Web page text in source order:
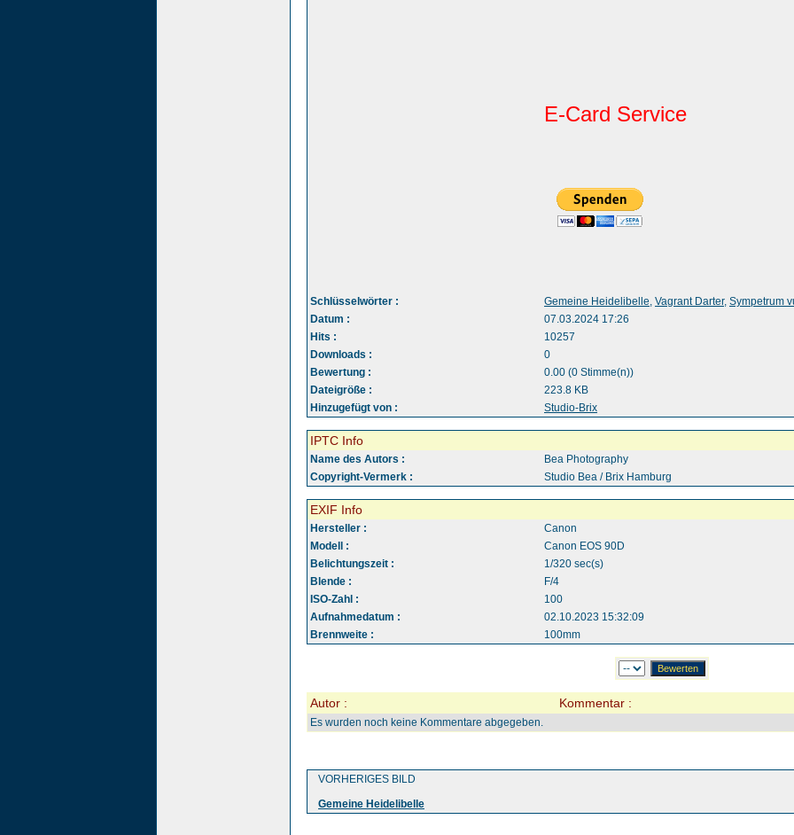
E-Card Service
Schlüsselwörter : Gemeine Heidelibelle, Vagrant Darter, Sympetrum
Datum :
07.03.2024 17:26
Hits :
10257
Downloads :
0
Bewertung :
0.00 (0 Stimme(n))
Dateigröße :
223.8 KB
Hinzugefügt von :
Studio-Brix
IPTC Info
Name des Autors :
Bea Photography
Copyright-Vermerk :
Studio Bea / Brix Hamburg
EXIF Info
Hersteller :
Canon
Modell :
Canon EOS 90D
Belichtungszeit :
1/320 sec(s)
Blende :
F/4
ISO-Zahl :
100
Aufnahmedatum :
02.10.2023 15:32:09
Brennweite :
100mm
Autor : Kommentar :
Es wurden noch keine Kommentare abgegeben.
VORHERIGES BILD
Gemeine Heidelibelle